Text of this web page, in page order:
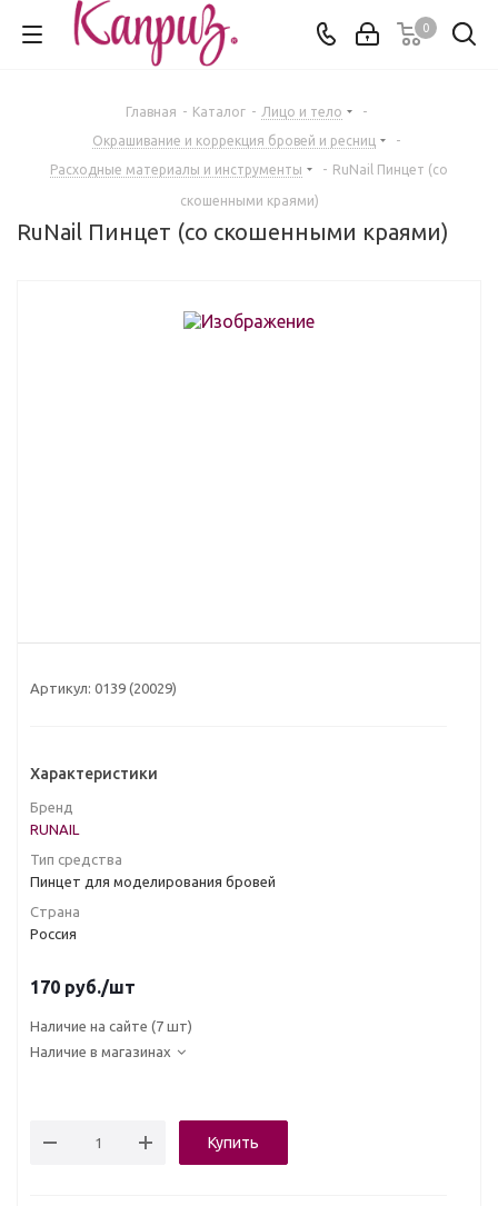
0
Главная - Каталог - Лицо и тело
-
Окрашивание и коррекция бровей и ресниц
-
Расходные материалы и инструменты
- RuNail Пинцет (со
скошенными краями)
RuNail Пинцет (со скошенными краями)
Артикул: 0139 (20029)
Характеристики
Бренд
RUNAIL
Тип средства
Пинцет для моделирования бровей
Страна
Россия
170 руб./шт
Наличие на сайте (7 шт)
Наличие в магазинах
Купить